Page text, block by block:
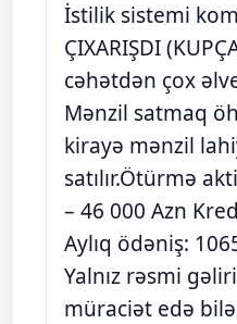
İstilik sistemi
ÇIXARIŞDI
cəhətdən çox
Mənzil satmaq
kirayə mənzil
satılır.Ötürmə
– 46 000 Azn
Aylıq ödəniş:
Yalnız rəsmi
müraciət edə